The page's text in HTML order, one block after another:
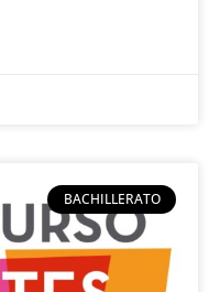
BACHILLERATO